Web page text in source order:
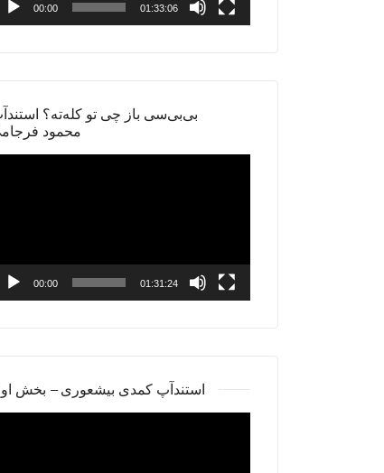
00:00 01:33:06
بی‌بی‌سی باز چی تو کله‌ته؟
محمود
00:00 01:31:24
استندآپ کمدی بیشعوری – بخش